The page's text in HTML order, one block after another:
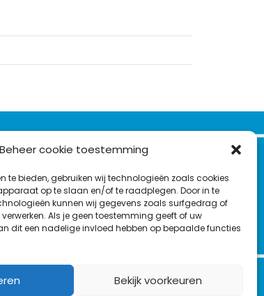
Beheer cookie toestemming
te bieden, gebruiken wij technologieën zoals cookies
op te slaan en/of te raadplegen. Door in te
kunnen wij gegevens zoals surfgedrag of
verwerken. Als je geen toestemming geeft of uw
dit een nadelige invloed hebben op bepaalde functies
Bekijk voorkeuren
VOLG ONS OP:
L
i
n
e
T
w
F
a
c
o
Y
o
u
b
C
o
n
c